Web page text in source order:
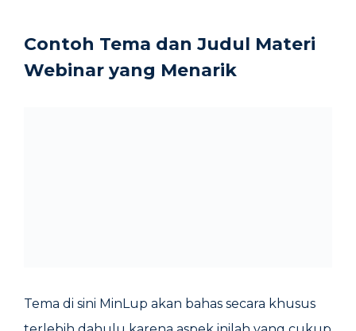
Contoh Tema dan Judul Materi
Webinar yang Menarik
Tema di sini MinLup akan bahas secara khusus